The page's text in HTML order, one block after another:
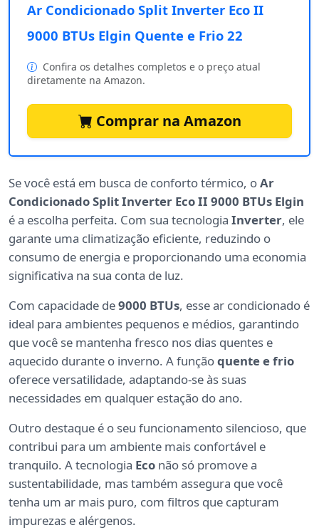
Ar Condicionado Split Inverter Eco II
9000 BTUs Elgin Quente e Frio 22
Confira os detalhes completos e o preço atual
diretamente na Amazon.
Comprar na Amazon
Se você está em busca de conforto térmico, oAr
Condicionado Split Inverter Eco II 9000 BTUs Elgin
é a escolha perfeita. Com sua tecnologia Inverter, ele
garante uma climatização eficiente, reduzindo o
consumo de energia e proporcionando uma economia
significativa na sua conta de luz.
Com capacidade de9000 BTUs, esse ar condicionado é
ideal para ambientes pequenos e médios, garantindo
que você se mantenha fresco nos dias quentes e
aquecido durante o inverno. A funçãoquente e frio
oferece versatilidade, adaptando-se às suas
necessidades em qualquer estação do ano.
Outro destaque é o seu funcionamento silencioso, que
contribui para um ambiente mais confortável e
tranquilo. A tecnologia Eco não só promove a
sustentabilidade, mas também assegura que você
tenha um ar mais puro, com filtros que capturam
impurezas e alérgenos.